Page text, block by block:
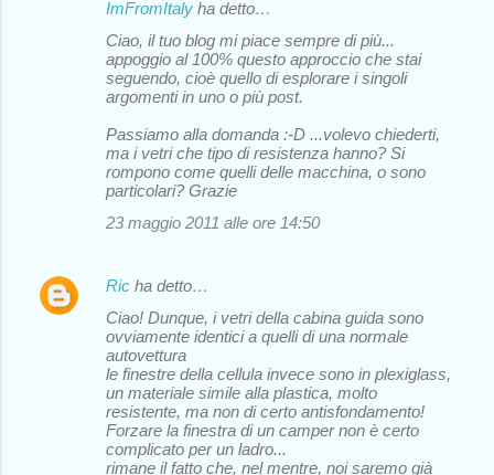
ImFromItaly ha detto…
Ciao, il tuo blog mi piace sempre di più...
appoggio al 100% questo approccio che stai
seguendo, cioè quello di esplorare i singoli
argomenti in uno o più post.
Passiamo alla domanda :-D ...volevo chiederti,
ma i vetri che tipo di resistenza hanno? Si
rompono come quelli delle macchina, o sono
particolari? Grazie
23 maggio 2011 alle ore 14:50
Ric ha detto…
Ciao! Dunque, i vetri della cabina guida sono
ovviamente identici a quelli di una normale
autovettura
le finestre della cellula invece sono in plexiglass,
un materiale simile alla plastica, molto
resistente, ma non di certo antisfondamento!
Forzare la finestra di un camper non è certo
complicato per un ladro...
rimane il fatto che, nel mentre, noi saremo già